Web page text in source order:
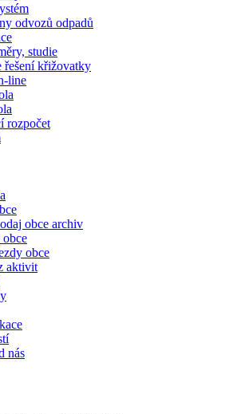
odvozů odpadů
studie
řešení křižovatky
line
rozpočet
obce archiv
obce
aktivit
nás